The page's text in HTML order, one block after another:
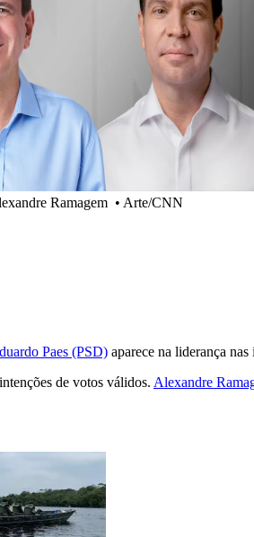
Ramagem • Arte/CNN
Paes (PSD) aparece na liderança
de votos válidos. Alexandre